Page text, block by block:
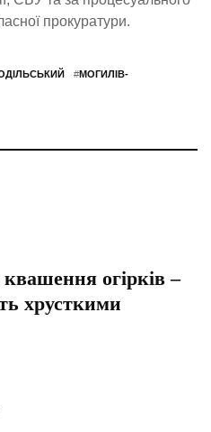
прокуратури.
#МОГИЛІВ-
огірків –
хрусткими